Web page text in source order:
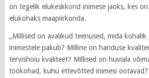
on tegelik elukeskkond inimese jaoks, kes on
elukohaks maapiirkonda.
„Millised on avalikud teenused, mida kohalik
inimestele pakub? Milline on hariduse
tervishoiu kvaliteet? Millised on huviala
töökohad, kuhu ettevõtted inimesi